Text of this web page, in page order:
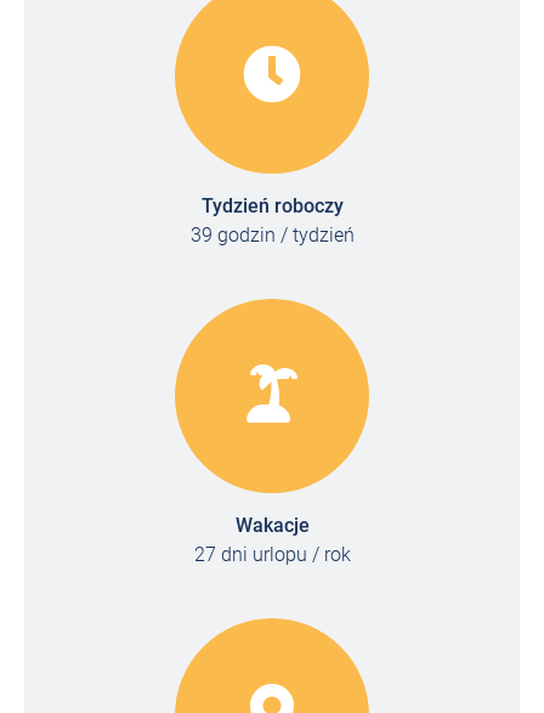
Tydzień roboczy
39 godzin / tydzień
Wakacje
27 dni urlopu / rok